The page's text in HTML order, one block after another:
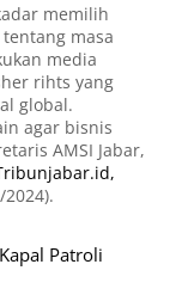
memilih
masa
media
rihts yang
global.
agar bisnis
AMSI Jabar,
Patroli